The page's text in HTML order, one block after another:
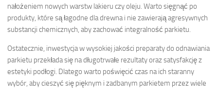
nałożeniem nowych warstw lakieru czy oleju. Warto sięgnąć po
produkty, które są łagodne dla drewna i nie zawierają agresywnych
substancji chemicznych, aby zachować integralność parkietu.
Ostatecznie, inwestycja w wysokiej jakości preparaty do odnawiania
parkietu przekłada się na długotrwałe rezultaty oraz satysfakcję z
estetyki podłogi. Dlatego warto poświęcić czas na ich staranny
wybór, aby cieszyć się pięknym i zadbanym parkietem przez wiele